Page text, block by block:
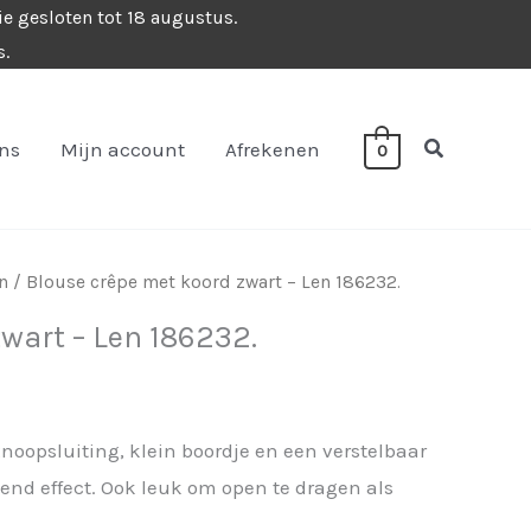
gesloten tot 18 augustus.
Mijn account Afrekenen 0 Zoeken
/ Blouse crêpe met koord zwart – Len 186232.
– Len 186232.
klein boordje en een verstelbaar
effect. Ook leuk om open te dragen als